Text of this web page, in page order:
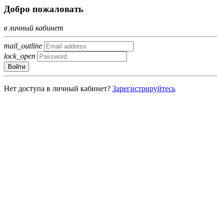
Добро пожаловать
в личный кабинет
mail_outline
lock_open
Войти
Нет доступа в личный кабинет? Зарегистрируйтесь